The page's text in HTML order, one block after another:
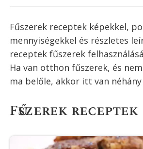
Fűszerek receptek képekkel,
mennyiségekkel és részletes
receptek fűszerek
Ha van otthon fűszerek, és
ma belőle, akkor itt van
Fűszerek receptek